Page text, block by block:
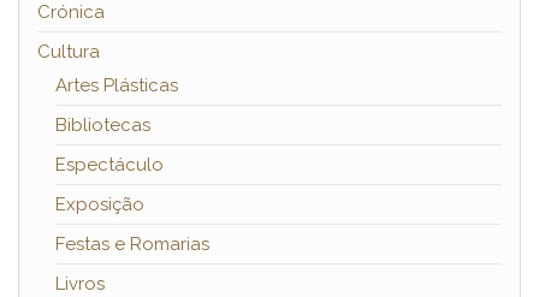
Crónica
Cultura
Artes Plásticas
Bibliotecas
Espectáculo
Exposição
Festas e Romarias
Livros